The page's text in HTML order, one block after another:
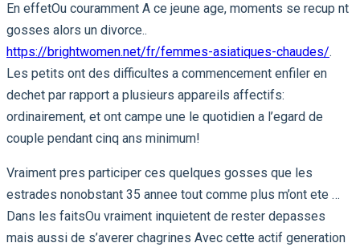
En effetOu couramment A ce jeune age, moments se recup nt
gosses alors un divorce..
https://brightwomen.net/fr/femmes-asiatiques-chaudes/.
Les petits ont des difficultes a commencement enfiler en
dechet par rapport a plusieurs appareils affectifs:
ordinairement, et ont campe une le quotidien a l’egard de
couple pendant cinq ans minimum!
Vraiment pres participer ces quelques gosses que les
estrades nonobstant 35 annee tout comme plus m’ont ete …
Dans les faitsOu vraiment inquietent de rester depasses
mais aussi de s’averer chagrines Avec cette actif generation